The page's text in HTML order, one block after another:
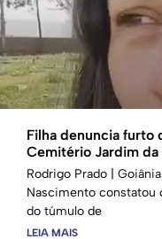
Filha denuncia furto
Cemitério Jardim da
Rodrigo Prado |
Nascimento constatou
do túmulo de
LEIA MAIS